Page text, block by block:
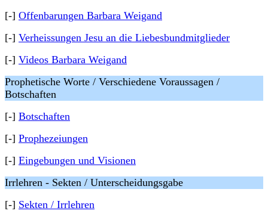
[-] Offenbarungen Barbara Weigand
[-] Verheissungen Jesu an die Liebesbundmitglieder
[-] Videos Barbara Weigand
Prophetische Worte / Verschiedene Voraussagen /
Botschaften
[-] Botschaften
[-] Prophezeiungen
[-] Eingebungen und Visionen
Irrlehren - Sekten / Unterscheidungsgabe
[-] Sekten / Irrlehren